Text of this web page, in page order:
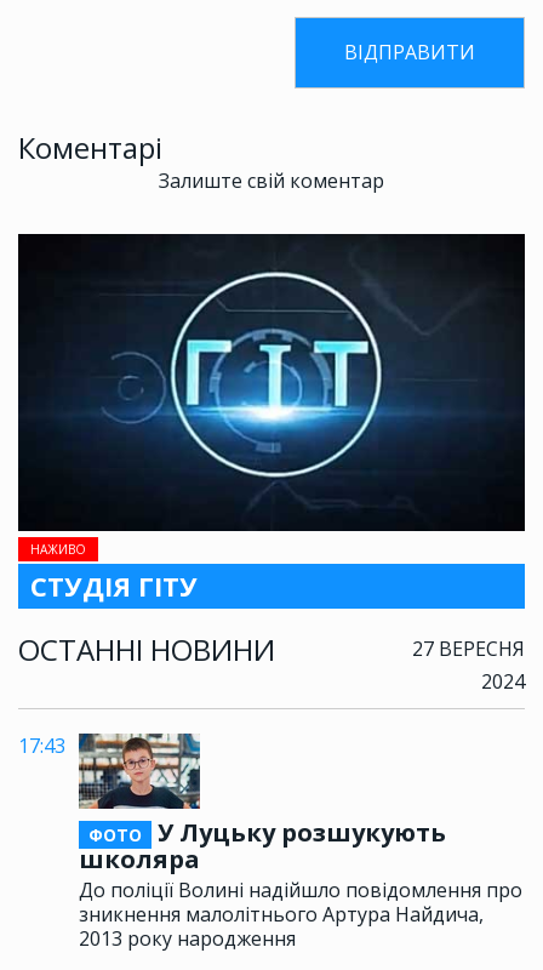
НАЖИВО
СТУДІЯ ГІТУ
ОСТАННІ НОВИНИ
27 ВЕРЕСНЯ
2024
17:43
ФОТО
У Луцьку розшукують
школяра
До поліції Волині надійшло повідомлення про
зникнення малолітнього Артура Найдича,
2013 року народження
Коментарі
Залиште свій коментар